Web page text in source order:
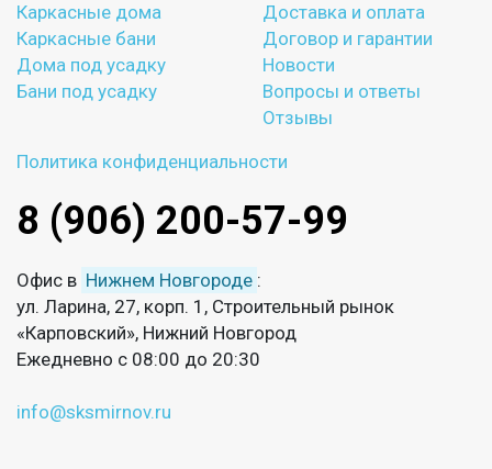
Каркасные дома
Каркасные бани
Дома под усадку
Бани под усадку
Доставка и оплата
Договор и гарантии
Новости
Вопросы и ответы
Отзывы
Политика конфиденциальности
8 (906) 200-57-99
Офис в Нижнем Новгороде :
ул. Ларина, 27, корп. 1, Строительный рынок
«Карповский», Нижний Новгород
Ежедневно с 08:00 до 20:30
info@sksmirnov.ru